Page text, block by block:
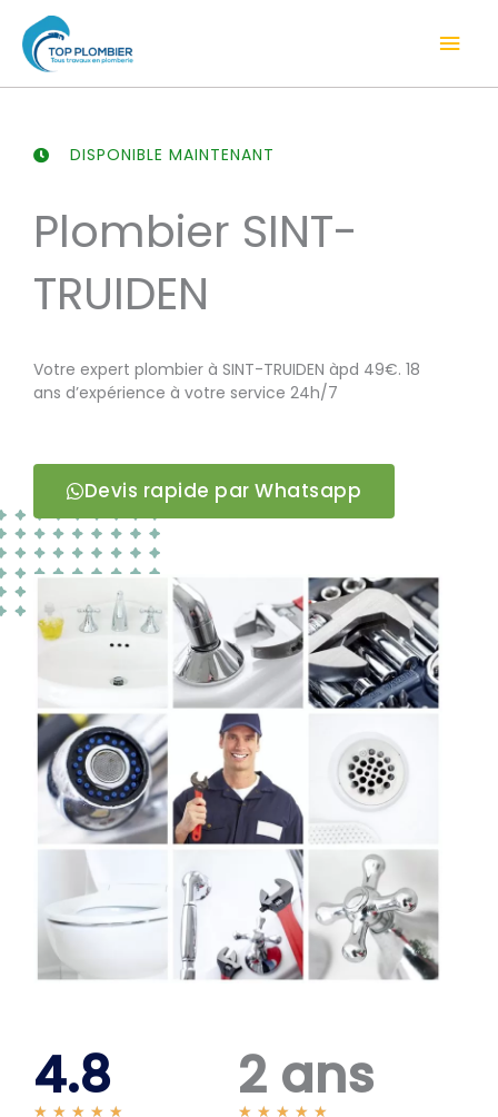
contenu
DISPONIBLE MAINTENANT
Plombier SINT-
TRUIDEN
Votre expert plombier à SINT-TRUIDEN àpd 49€. 18
ans d’expérience à votre service 24h/7
Devis rapide par Whatsapp
4.8
★ ★ ★ ★ ★
2 ans
★ ★ ★ ★ ★